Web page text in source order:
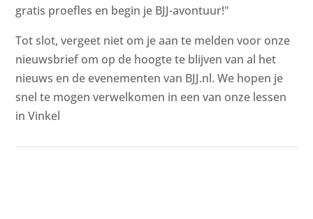
gratis proefles en begin je BJJ-avontuur!"
Tot slot, vergeet niet om je aan te melden voor onze
nieuwsbrief om op de hoogte te blijven van al het
nieuws en de evenementen van BJJ.nl. We hopen je
snel te mogen verwelkomen in een van onze lessen
in Vinkel